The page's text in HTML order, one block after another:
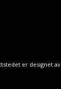
er designet av